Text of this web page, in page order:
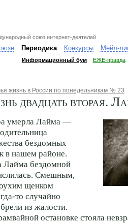
союз интернет-деятелей
Периодика Конкурсы Мейл-
Информационный бум ЕЖЕ-правда
жизнь в России по понедельникам № 23
двадцать вторая.
умерла Лайма —
бездомных
в нашем районе.
Лайма бездомной
Смешным,
щенком
то случайно
из жалости.
остановке стояла